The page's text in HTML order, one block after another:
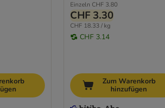
Einzeln CHF 3.80
CHF 3.30
CHF 18.33 / kg
CHF 3.14
Zum Warenkorb
hinzufügen